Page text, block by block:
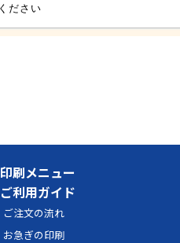
印刷メニュー
ご利用ガイド
ご注文の流れ
お急ぎの印刷